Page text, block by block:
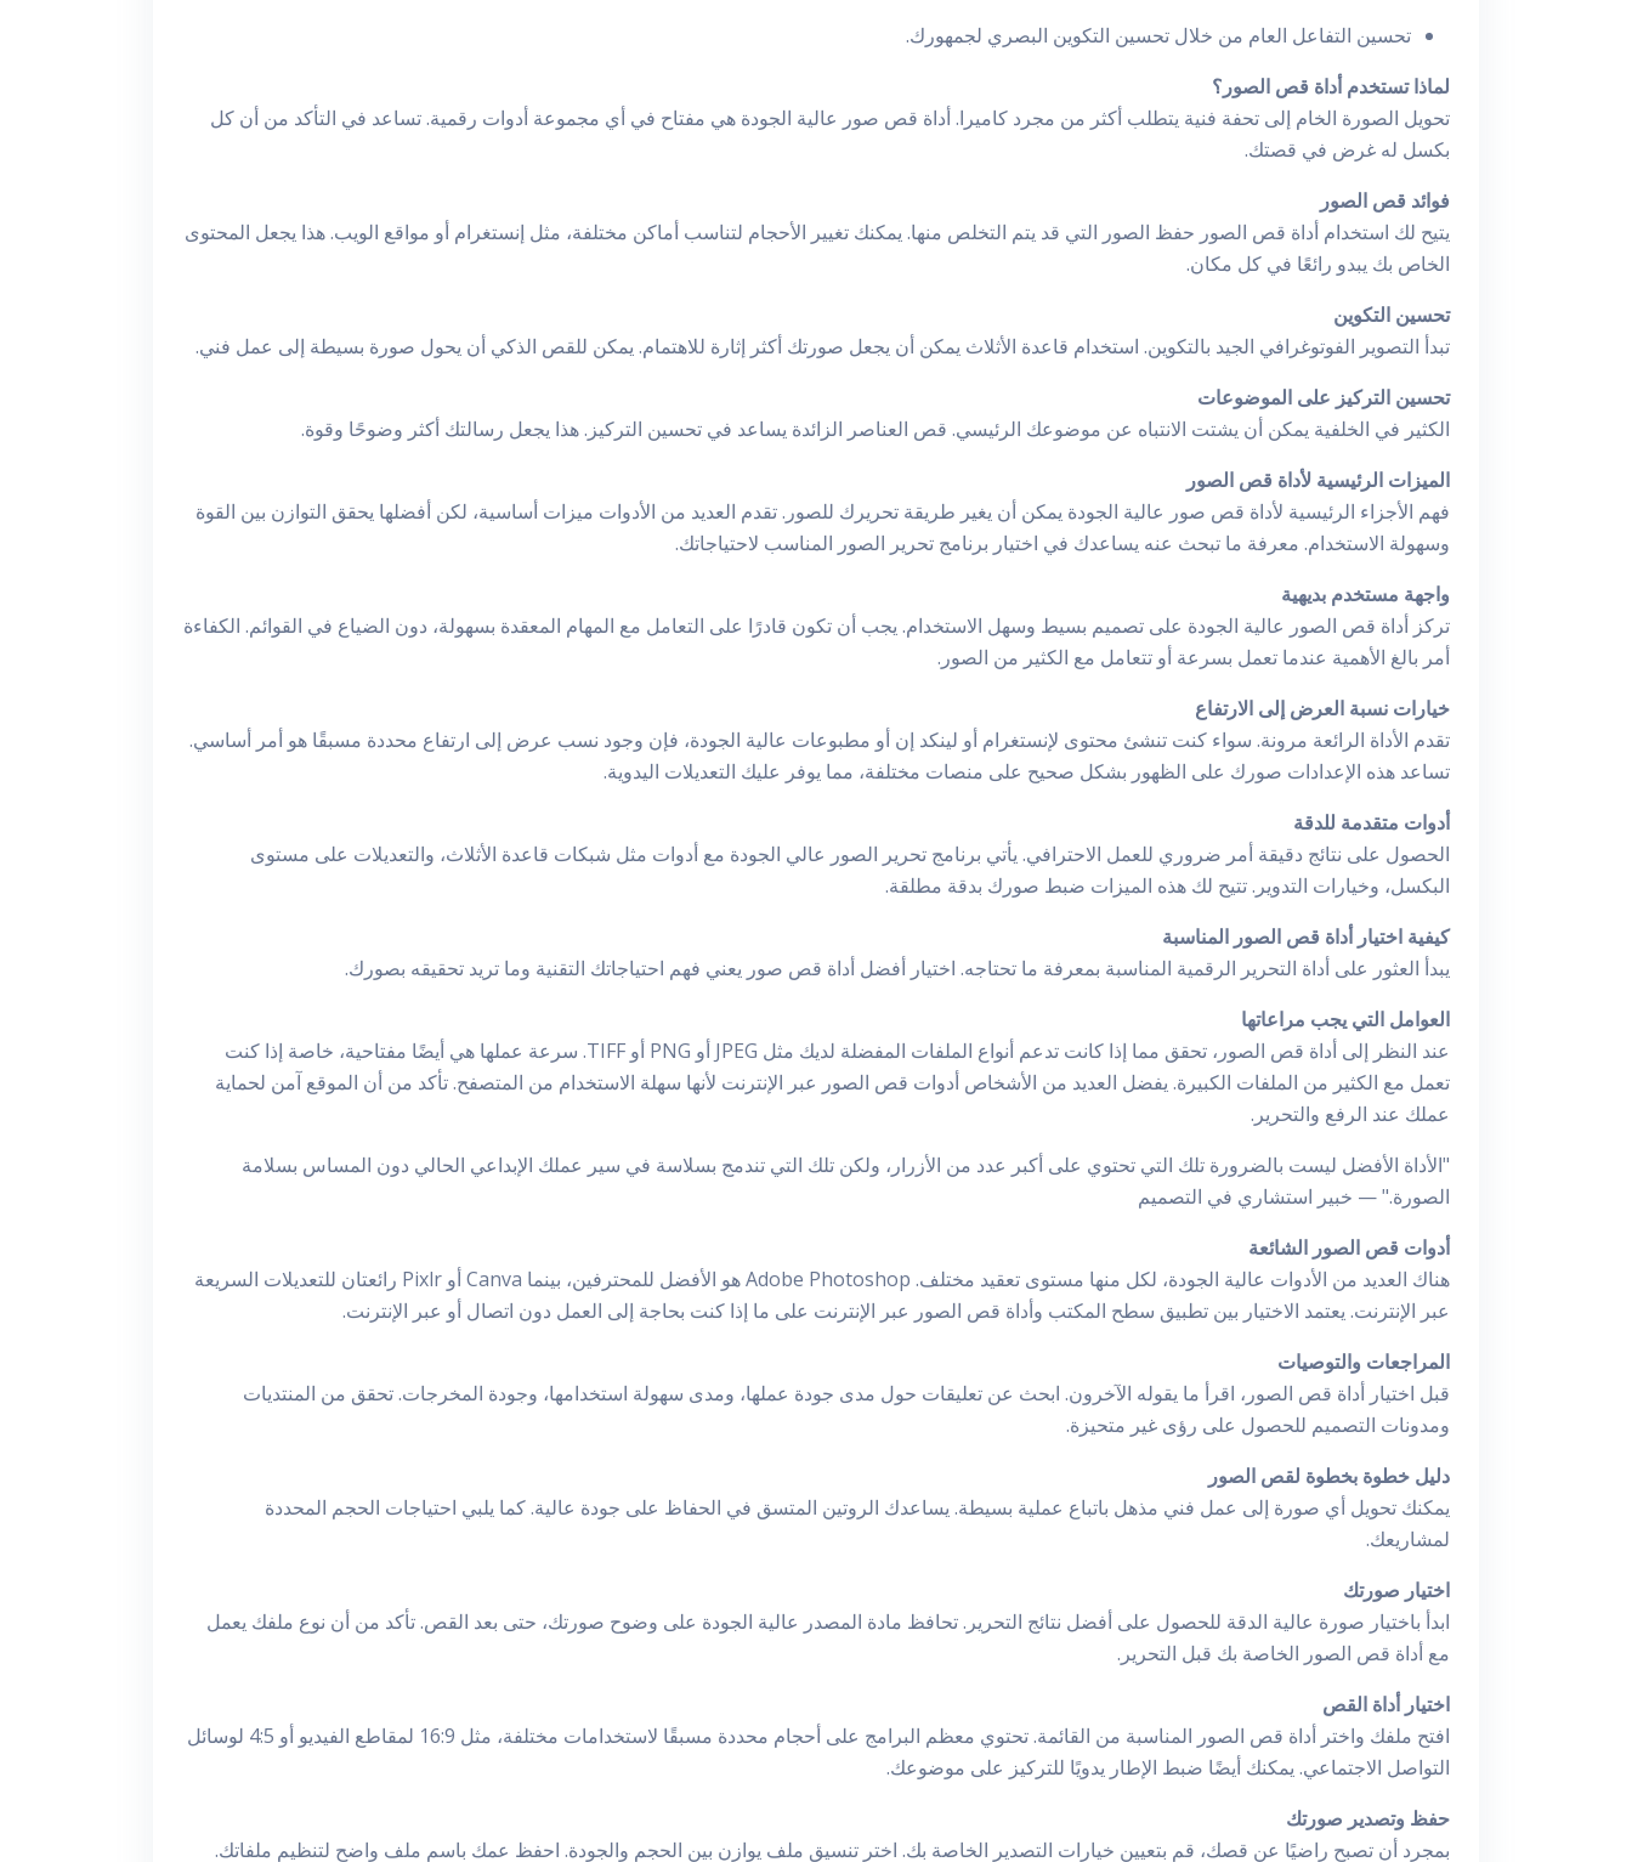
تحسين التفاعل العام من خلال تحسين التكوين البصري لجمهورك.
لماذا تستخدم أداة قص الصور؟
تحويل الصورة الخام إلى تحفة فنية يتطلب أكثر من مجرد كاميرا. أداة قص صور عالية الجودة هي مفتاح في أي مجموعة أدوات رقمية. تساعد في التأكد من أن كل
بكسل له غرض في قصتك.
فوائد قص الصور
يتيح لك استخدام أداة قص الصور حفظ الصور التي قد يتم التخلص منها. يمكنك تغيير الأحجام لتناسب أماكن مختلفة، مثل إنستغرام أو مواقع الويب. هذا يجعل المحتوى
الخاص بك يبدو رائعًا في كل مكان.
تحسين التكوين
تبدأ التصوير الفوتوغرافي الجيد بالتكوين. استخدام قاعدة الأثلاث يمكن أن يجعل صورتك أكثر إثارة للاهتمام. يمكن للقص الذكي أن يحول صورة بسيطة إلى عمل فني.
تحسين التركيز على الموضوعات
الكثير في الخلفية يمكن أن يشتت الانتباه عن موضوعك الرئيسي. قص العناصر الزائدة يساعد في تحسين التركيز. هذا يجعل رسالتك أكثر وضوحًا وقوة.
الميزات الرئيسية لأداة قص الصور
فهم الأجزاء الرئيسية لأداة قص صور عالية الجودة يمكن أن يغير طريقة تحريرك للصور. تقدم العديد من الأدوات ميزات أساسية، لكن أفضلها يحقق التوازن بين القوة
وسهولة الاستخدام. معرفة ما تبحث عنه يساعدك في اختيار برنامج تحرير الصور المناسب لاحتياجاتك.
واجهة مستخدم بديهية
تركز أداة قص الصور عالية الجودة على تصميم بسيط وسهل الاستخدام. يجب أن تكون قادرًا على التعامل مع المهام المعقدة بسهولة، دون الضياع في القوائم. الكفاءة
أمر بالغ الأهمية عندما تعمل بسرعة أو تتعامل مع الكثير من الصور.
خيارات نسبة العرض إلى الارتفاع
تقدم الأداة الرائعة مرونة. سواء كنت تنشئ محتوى لإنستغرام أو لينكد إن أو مطبوعات عالية الجودة، فإن وجود نسب عرض إلى ارتفاع محددة مسبقًا هو أمر أساسي.
تساعد هذه الإعدادات صورك على الظهور بشكل صحيح على منصات مختلفة، مما يوفر عليك التعديلات اليدوية.
أدوات متقدمة للدقة
الحصول على نتائج دقيقة أمر ضروري للعمل الاحترافي. يأتي برنامج تحرير الصور عالي الجودة مع أدوات مثل شبكات قاعدة الأثلاث، والتعديلات على مستوى
البكسل، وخيارات التدوير. تتيح لك هذه الميزات ضبط صورك بدقة مطلقة.
كيفية اختيار أداة قص الصور المناسبة
يبدأ العثور على أداة التحرير الرقمية المناسبة بمعرفة ما تحتاجه. اختيار أفضل أداة قص صور يعني فهم احتياجاتك التقنية وما تريد تحقيقه بصورك.
العوامل التي يجب مراعاتها
عند النظر إلى أداة قص الصور، تحقق مما إذا كانت تدعم أنواع الملفات المفضلة لديك مثل JPEG أو PNG أو TIFF. سرعة عملها هي أيضًا مفتاحية، خاصة إذا كنت
تعمل مع الكثير من الملفات الكبيرة. يفضل العديد من الأشخاص أدوات قص الصور عبر الإنترنت لأنها سهلة الاستخدام من المتصفح. تأكد من أن الموقع آمن لحماية
عملك عند الرفع والتحرير.
"الأداة الأفضل ليست بالضرورة تلك التي تحتوي على أكبر عدد من الأزرار، ولكن تلك التي تندمج بسلاسة في سير عملك الإبداعي الحالي دون المساس بسلامة
الصورة." — خبير استشاري في التصميم
أدوات قص الصور الشائعة
هناك العديد من الأدوات عالية الجودة، لكل منها مستوى تعقيد مختلف. Adobe Photoshop هو الأفضل للمحترفين، بينما Canva أو Pixlr رائعتان للتعديلات السريعة
عبر الإنترنت. يعتمد الاختيار بين تطبيق سطح المكتب وأداة قص الصور عبر الإنترنت على ما إذا كنت بحاجة إلى العمل دون اتصال أو عبر الإنترنت.
المراجعات والتوصيات
قبل اختيار أداة قص الصور، اقرأ ما يقوله الآخرون. ابحث عن تعليقات حول مدى جودة عملها، ومدى سهولة استخدامها، وجودة المخرجات. تحقق من المنتديات
ومدونات التصميم للحصول على رؤى غير متحيزة.
دليل خطوة بخطوة لقص الصور
يمكنك تحويل أي صورة إلى عمل فني مذهل باتباع عملية بسيطة. يساعدك الروتين المتسق في الحفاظ على جودة عالية. كما يلبي احتياجات الحجم المحددة
لمشاريعك.
اختيار صورتك
ابدأ باختيار صورة عالية الدقة للحصول على أفضل نتائج التحرير. تحافظ مادة المصدر عالية الجودة على وضوح صورتك، حتى بعد القص. تأكد من أن نوع ملفك يعمل
مع أداة قص الصور الخاصة بك قبل التحرير.
اختيار أداة القص
افتح ملفك واختر أداة قص الصور المناسبة من القائمة. تحتوي معظم البرامج على أحجام محددة مسبقًا لاستخدامات مختلفة، مثل 16:9 لمقاطع الفيديو أو 4:5 لوسائل
التواصل الاجتماعي. يمكنك أيضًا ضبط الإطار يدويًا للتركيز على موضوعك.
حفظ وتصدير صورتك
بمجرد أن تصبح راضيًا عن قصك، قم بتعيين خيارات التصدير الخاصة بك. اختر تنسيق ملف يوازن بين الحجم والجودة. احفظ عمك باسم ملف واضح لتنظيم ملفاتك.